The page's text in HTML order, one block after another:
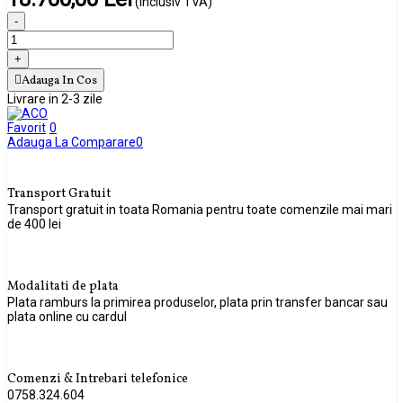
-
+
Adauga In Cos
Livrare in 2-3 zile
Favorit 0
Adauga La Comparare0
Transport Gratuit
Transport gratuit in toata Romania pentru toate comenzile mai mari
de 400 lei
Modalitati de plata
Plata ramburs la primirea produselor, plata prin transfer bancar sau
plata online cu cardul
Comenzi & Intrebari telefonice
0758.324.604